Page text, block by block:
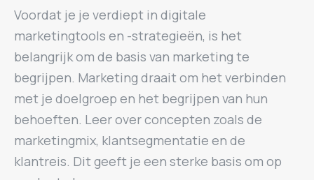
Voordat je je verdiept in digitale
marketingtools en -strategieën, is het
belangrijk om de basis van marketing te
begrijpen. Marketing draait om het verbinden
met je doelgroep en het begrijpen van hun
behoeften. Leer over concepten zoals de
marketingmix, klantsegmentatie en de
klantreis. Dit geeft je een sterke basis om op